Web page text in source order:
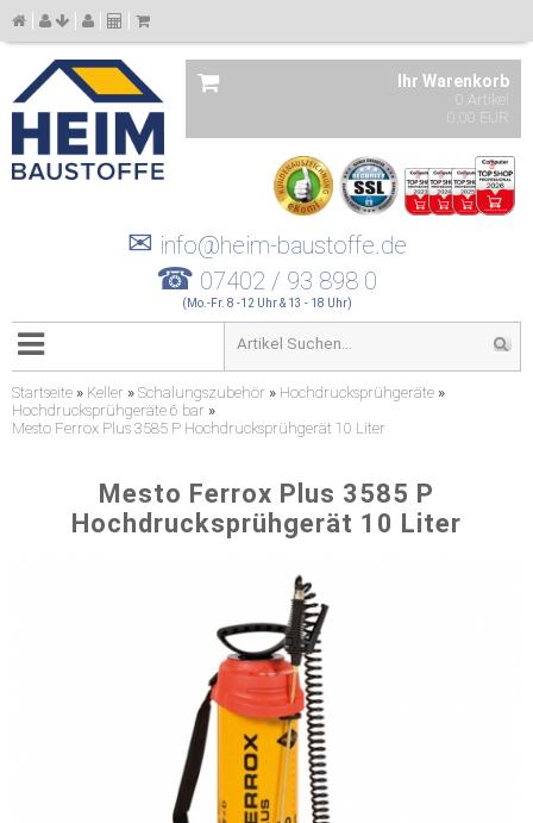
Ihr Warenkorb
0 Artikel
0,00 EUR
✉ info@heim-baustoffe.de
☎ 07402 / 93 898 0
(Mo.-Fr. 8 -12 Uhr & 13 - 18 Uhr)
Startseite » Keller » Schalungszubehör » Hochdrucksprühgeräte »
Hochdrucksprühgeräte 6 bar »
Mesto Ferrox Plus 3585 P Hochdrucksprühgerät 10 Liter
Mesto Ferrox Plus 3585 P
Hochdrucksprühgerät 10 Liter